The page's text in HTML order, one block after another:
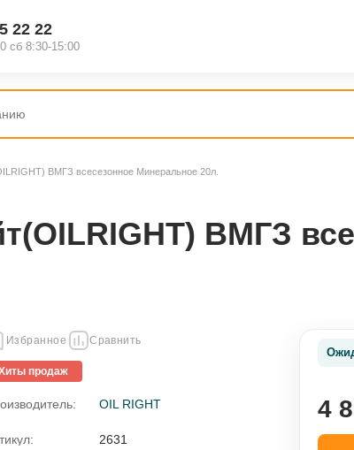
22 22
сб 8:30-15:00
ВМГЗ всесезонное Минеральное 20л.
ВМГЗ
Избранное Сравнить
продаж
OIL RIGHT
2631
4